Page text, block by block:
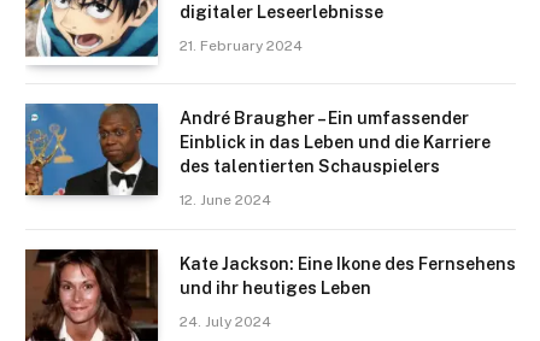
digitaler Leseerlebnisse
21. February 2024
André Braugher – Ein umfassender
Einblick in das Leben und die Karriere
des talentierten Schauspielers
12. June 2024
Kate Jackson: Eine Ikone des Fernsehens
und ihr heutiges Leben
24. July 2024